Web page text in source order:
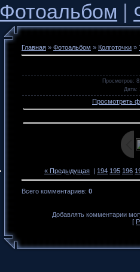
Фотоальбом |
Главная » Фотоальбом » Колготочки »
Просмотров:
Дата:
Просмотреть
« Предыдущая | 194 195 196
Всего комментариев: 0
Добавлять комментарии
[